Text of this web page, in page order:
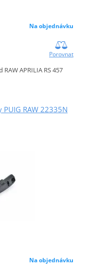
Na objednávku
Porovnat
APRILIA RS 457
RAW 22335N
Na objednávku